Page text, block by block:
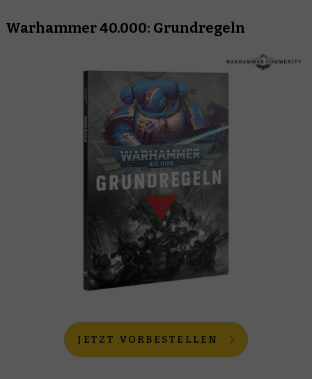
Warhammer 40.000: Grundregeln
JETZT VORBESTELLEN